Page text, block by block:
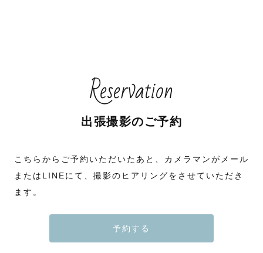
Reservation
出張撮影のご予約
こちらからご予約いただいたあと、カメラマンがメール
またはLINEにて、撮影のヒアリングをさせていただき
ます。
予約する